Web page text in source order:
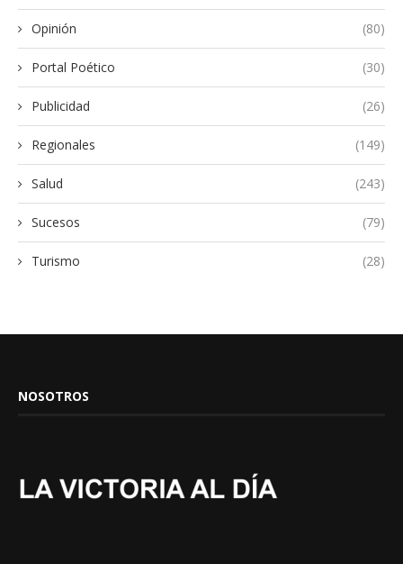
Opinión (80)
Portal Poético (30)
Publicidad (26)
Regionales (149)
Salud (243)
Sucesos (79)
Turismo (28)
NOSOTROS